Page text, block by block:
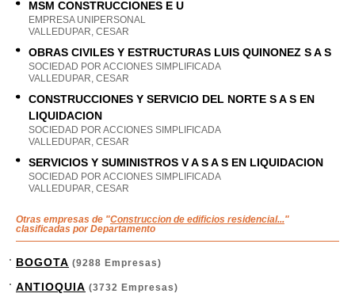
MSM CONSTRUCCIONES E U
EMPRESA UNIPERSONAL
VALLEDUPAR, CESAR
OBRAS CIVILES Y ESTRUCTURAS LUIS QUINONEZ S A S
SOCIEDAD POR ACCIONES SIMPLIFICADA
VALLEDUPAR, CESAR
CONSTRUCCIONES Y SERVICIO DEL NORTE S A S EN
LIQUIDACION
SOCIEDAD POR ACCIONES SIMPLIFICADA
VALLEDUPAR, CESAR
SERVICIOS Y SUMINISTROS V A S A S EN LIQUIDACION
SOCIEDAD POR ACCIONES SIMPLIFICADA
VALLEDUPAR, CESAR
Otras empresas de "Construccion de edificios residencial..."
clasificadas por Departamento
BOGOTA (9288 Empresas)
ANTIOQUIA (3732 Empresas)